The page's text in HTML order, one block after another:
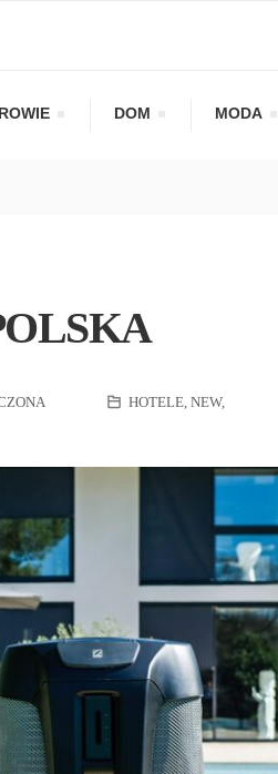
DOM MODA
HOTELE, NEW,